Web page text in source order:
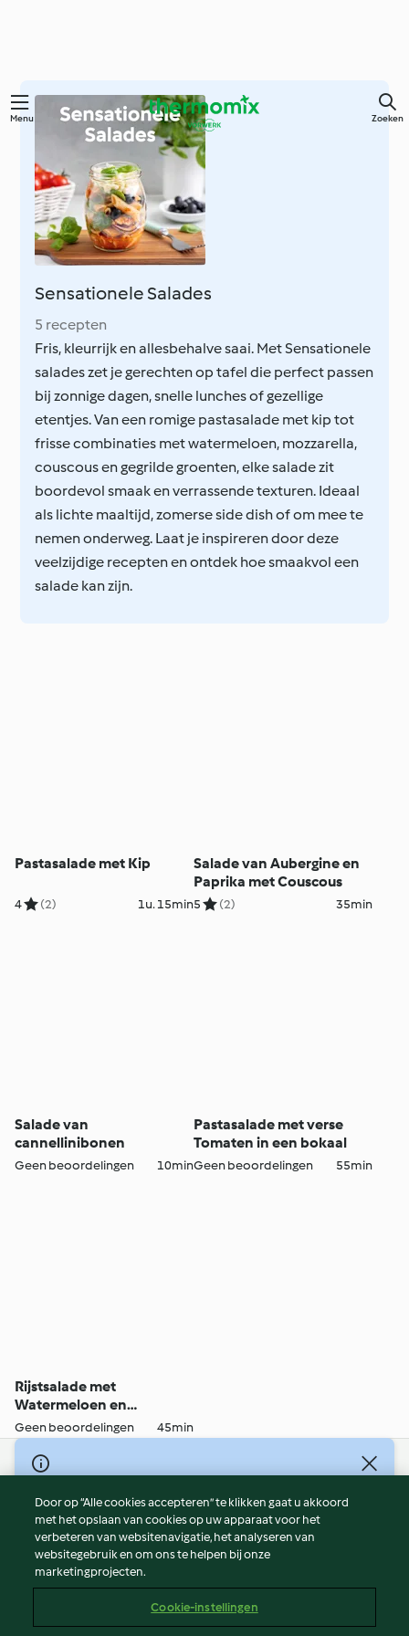
Overslaan
Menu Zoeken
Sensationele Salades
5 recepten
Fris, kleurrijk en allesbehalve saai. Met Sensationele
salades zet je gerechten op tafel die perfect passen
bij zonnige dagen, snelle lunches of gezellige
etentjes. Van een romige pastasalade met kip tot
frisse combinaties met watermeloen, mozzarella,
couscous en gegrilde groenten, elke salade zit
boordevol smaak en verrassende texturen. Ideaal
als lichte maaltijd, zomerse side dish of om mee te
nemen onderweg. Laat je inspireren door deze
veelzijdige recepten en ontdek hoe smaakvol een
salade kan zijn.
Pastasalade met Kip
4 (2) 1u. 15min
Salade van Aubergine en
Paprika met Couscous
5 (2) 35min
Salade van
cannellinibonen
Geen beoordelingen 10min
Pastasalade met verse
Tomaten in een bokaal
Geen beoordelingen 55min
Rijstsalade met
Watermeloen en
Mozzarella
Geen beoordelingen 45min
© Copyright 2026
Gebruiksvoorwaarden
Privacybeleid
Disclaimer
Colofon
Verslag Inhoud
Door op “Alle cookies accepteren” te klikken gaat u akkoord
met het opslaan van cookies op uw apparaat voor het
verbeteren van websitenavigatie, het analyseren van
websitegebruik en om ons te helpen bij onze
marketingprojecten.
Cookie-instellingen